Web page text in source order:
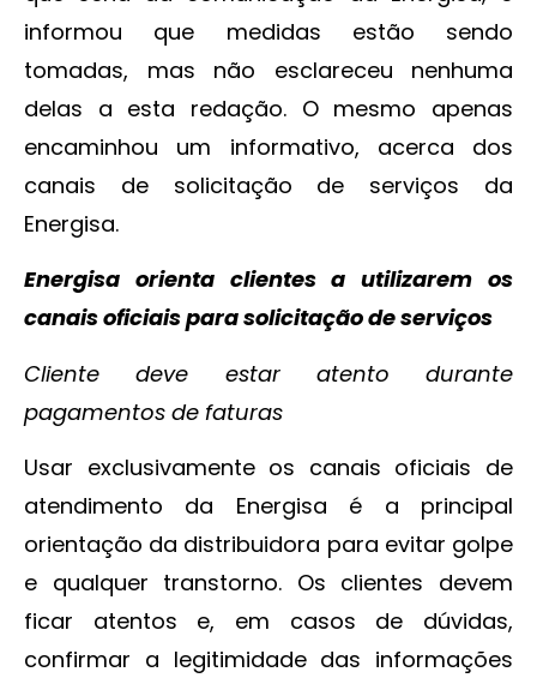
informou que medidas estão sendo
tomadas, mas não esclareceu nenhuma
delas a esta redação. O mesmo apenas
encaminhou um informativo, acerca dos
canais de solicitação de serviços da
Energisa.
Energisa orienta clientes a utilizarem os
canais oficiais para solicitação de serviços
Cliente deve estar atento durante
pagamentos de faturas
Usar exclusivamente os canais oficiais de
atendimento da Energisa é a principal
orientação da distribuidora para evitar golpe
e qualquer transtorno. Os clientes devem
ficar atentos e, em casos de dúvidas,
confirmar a legitimidade das informações